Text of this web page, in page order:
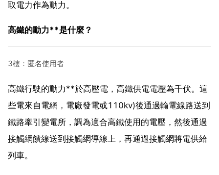
取電力作為動力。
高鐵的動力**是什麼？
3樓：匿名使用者
高鐵行駛的動力**於高壓電，高鐵供電電壓為千伏。這
些電來自電網，電廠發電或110kv)後通過輸電線路送到
鐵路牽引變電所，調為適合高鐵使用的電壓，然後通過
接觸網饋線送到接觸網導線上，再通過接觸網將電供給
列車。